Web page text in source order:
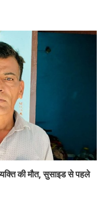
की मौत, सुसाइड से पहले